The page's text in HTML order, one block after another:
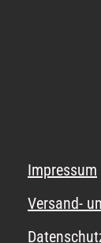
Impressum
Versand-